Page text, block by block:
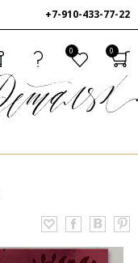
+7-910-433-77-22
0 0